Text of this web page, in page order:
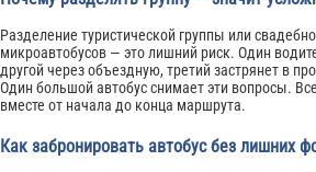
Разделение туристической группы или
микроавтобусов — это лишний риск. Один
другой через объездную, третий застрянет в
Один большой автобус снимает эти вопросы.
вместе от начала до конца маршрута.
Как забронировать автобус без лишних